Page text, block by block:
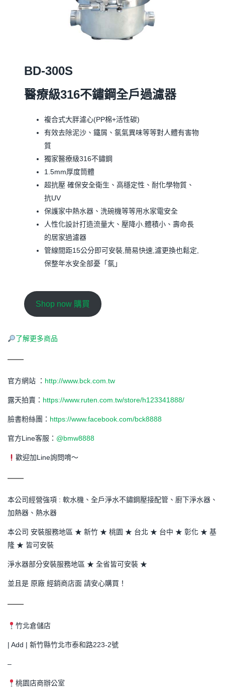
BD-300S
醫療級316不鏽鋼全戶過濾器
複合式大胖濾心(PP棉+活性碳)
有效去除泥沙、鐵屑、氯氣異味等等對人體有害物
質
獨家醫療級316不鏽鋼
1.5mm厚度筒體
超抗壓 確保安全衛生、高穩定性、耐化學物質、
抗UV
保護家中熱水器、洗碗機等等用水家電安全
人性化設計打造流量大、壓降小.體積小、壽命長
的居家過濾器
管線間距15公分即可安裝,簡易快速,濾更換也鬆定,
保整年水安全部憂「氯」
Shop now 購買
了解更多商品
官方網站 ： http://www.bck.com.tw
露天拍賣： https://www.ruten.com.tw/store/h123341888/
臉書粉絲團： https://www.facebook.com/bck8888
官方Line客服： @bmw8888
歡迎加Line詢問唷～
本公司經營強項 : 軟水機、全戶淨水不鏽鋼壓接配管、廚下淨水器、
加熱器、熱水器
本公司 安裝服務地區 ★ 新竹 ★ 桃園 ★ 台北 ★ 台中 ★ 彰化 ★ 基
隆 ★ 皆可安裝
淨水器部分安裝服務地區 ★ 全省皆可安裝 ★
並且是 原廠 經銷商店面 請安心購買！
竹北倉儲店
| Add | 新竹縣竹北市泰和路223-2號
–
桃園店商辦公室